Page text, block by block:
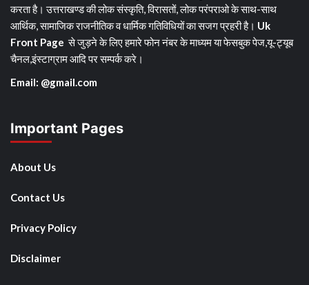
करता है। उत्तराखण्ड की लोक संस्कृति, विरासतों, लोक परंपराओ के साथ-साथ
आर्थिक, सामाजिक राजनीतिक व धार्मिक गतिविधियों का सजग प्रहरी है। Uk
Front Page से जुड़ने के लिए हमारे फोन नंबर के माध्यम या फेसबुक पेज,यू-ट्यूब
चैनल,इंस्टाग्राम आदि पर सम्पर्क करे।
Email: @gmail.com
Important Pages
About Us
Contact Us
Privacy Policy
Disclaimer